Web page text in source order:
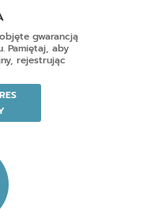
gwarancją
Pamiętaj, aby
rejestrując